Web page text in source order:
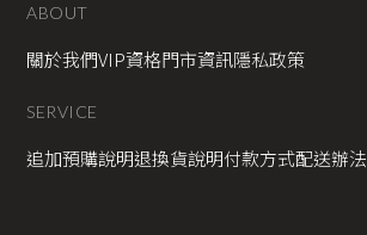
ABOUT
關於我們VIP資格門市資訊隱私政策
SERVICE
追加預購說明退換貨說明付款方式配送辦法